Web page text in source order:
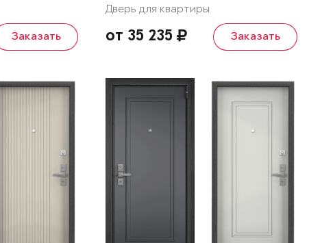
Заказать
Дверь для квартиры
от 35 235 Заказать